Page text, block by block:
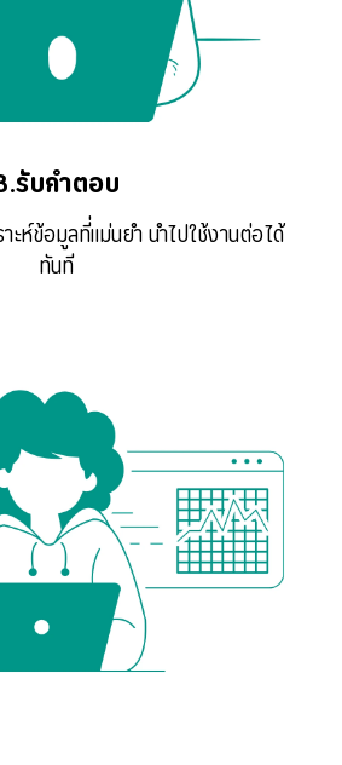
รับคำตอบ
ะห์ข้อมูลที่แม่นยำ นำไปใช้งานต่อได้
ทันที